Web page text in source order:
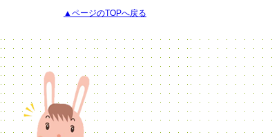
▲ページのTOPへ戻る